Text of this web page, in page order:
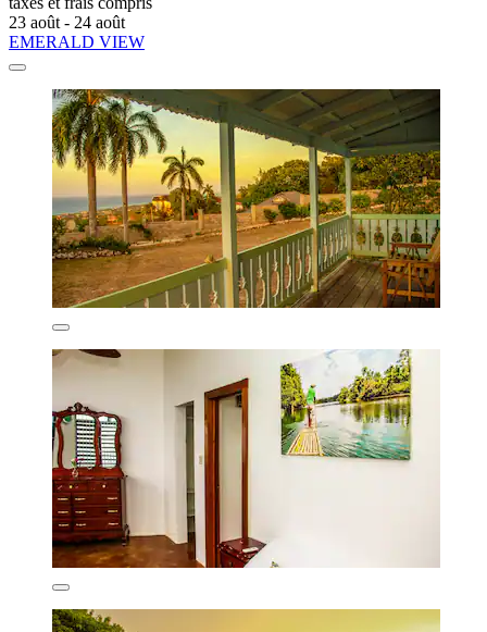
23 août - 24 août
EMERALD VIEW